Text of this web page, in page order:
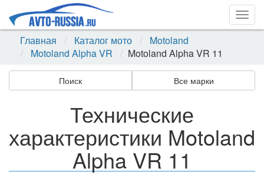
Главная
Каталог мото
Motoland
Motoland Alpha VR
Motoland Alpha VR 11
Поиск Все марки
Технические
характеристики Motoland
Alpha VR 11